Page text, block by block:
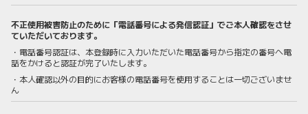
不正使用被害防止のために「電話番号による発信認証」でご本人確認をさせ
ていただいております。
・電話番号認証は、本登録時に入力いただいた電話番号から指定の番号へ電
話をかけると認証が完了いたします。
・本人確認以外の目的にお客様の電話番号を使用することは一切ございませ
ん